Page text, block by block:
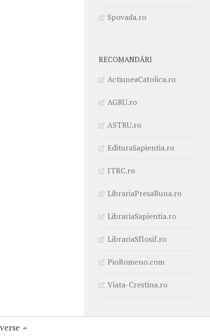
Spovada.ro
RECOMANDĂRI
ActiuneaCatolica.ro
AGRU.ro
ASTRU.ro
EdituraSapientia.ro
ITRC.ro
LibrariaPresaBuna.ro
LibrariaSapientia.ro
LibrariaSfIosif.ro
PioRomeno.com
Viata-Crestina.ro